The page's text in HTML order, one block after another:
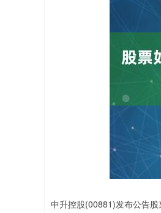
中升控股(00881)发布公告